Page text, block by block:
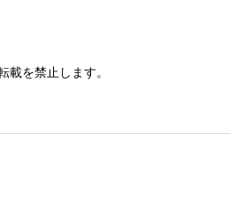
載を禁止します。